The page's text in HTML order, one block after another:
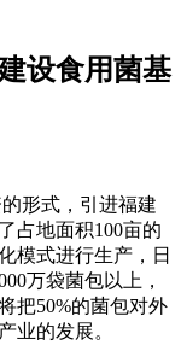
设食用菌基
形式，引进福建
占地面积100亩的
模式进行生产，日
万袋菌包以上，
把50%的菌包对外
业的发展。